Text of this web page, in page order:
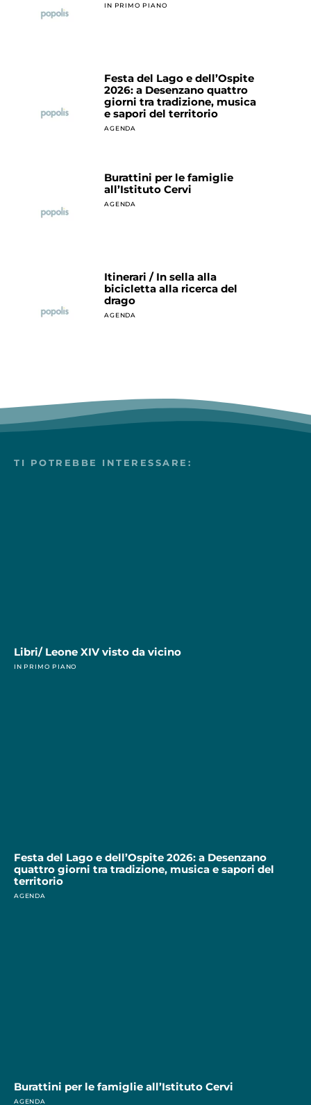
IN PRIMO PIANO
Festa del Lago e dell’Ospite
2026: a Desenzano quattro
giorni tra tradizione, musica
e sapori del territorio
AGENDA
Burattini per le famiglie
all’Istituto Cervi
AGENDA
Itinerari / In sella alla
bicicletta alla ricerca del
drago
AGENDA
TI POTREBBE INTERESSARE:
Libri/ Leone XIV visto da vicino
IN PRIMO PIANO
Festa del Lago e dell’Ospite 2026: a Desenzano
quattro giorni tra tradizione, musica e sapori del
territorio
AGENDA
Burattini per le famiglie all’Istituto Cervi
AGENDA